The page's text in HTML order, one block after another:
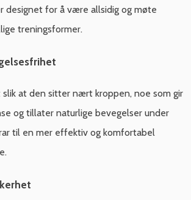
designet for å være allsidig og møte
treningsformer.
slik at den sitter nært kroppen, noe som gir
og tillater naturlige bevegelser under
til en mer effektiv og komfortabel